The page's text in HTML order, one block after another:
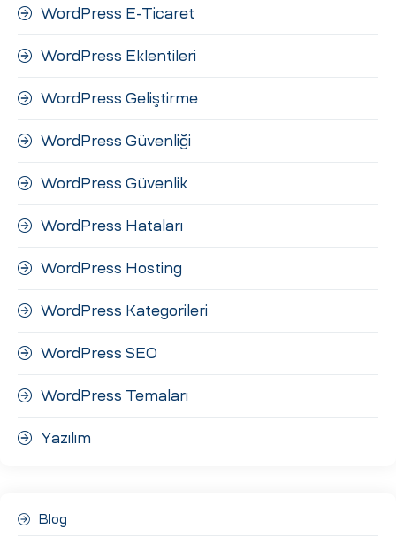
WordPress E-Ticaret
WordPress Eklentileri
WordPress Geliştirme
WordPress Güvenliği
WordPress Güvenlik
WordPress Hataları
WordPress Hosting
WordPress Kategorileri
WordPress SEO
WordPress Temaları
Yazılım
Blog